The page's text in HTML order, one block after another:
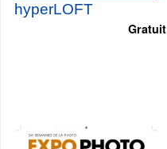
hyperLOFT
Gratuit